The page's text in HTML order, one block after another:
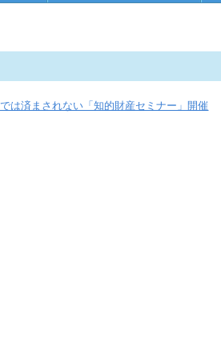
は済まされない「知的財産セミナー」開催